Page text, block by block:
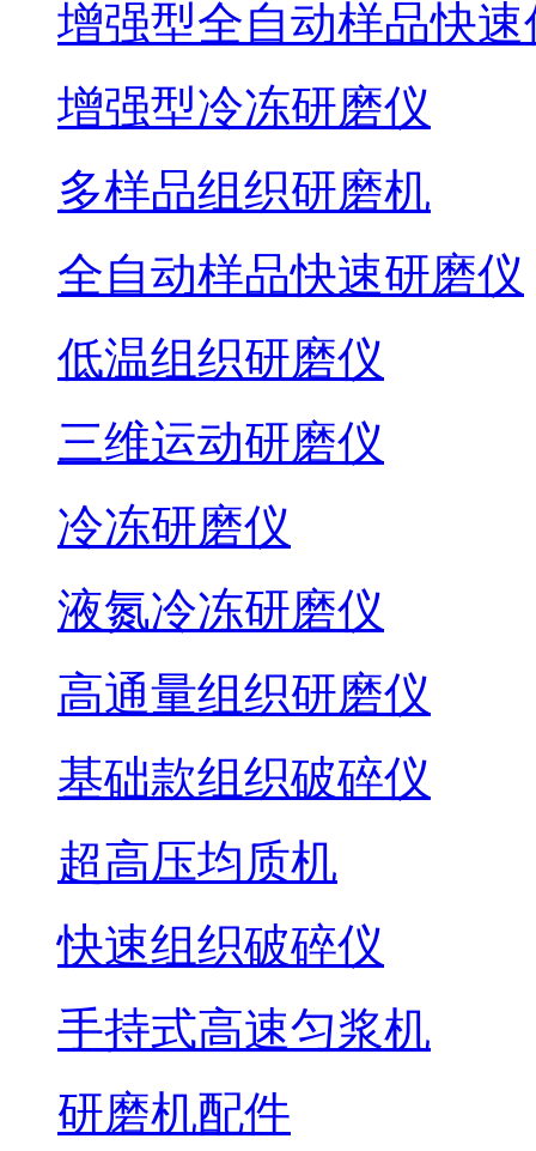
增强型全自动样品快速
增强型冷冻研磨仪
多样品组织研磨机
全自动样品快速研磨仪
低温组织研磨仪
三维运动研磨仪
冷冻研磨仪
液氮冷冻研磨仪
高通量组织研磨仪
基础款组织破碎仪
超高压均质机
快速组织破碎仪
手持式高速匀浆机
研磨机配件